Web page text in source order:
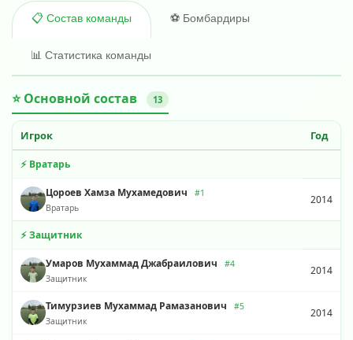
📋 Состав команды ⚽ Бомбардиры
📊 Статистика команды
⭐ Основной состав 13
Игрок Год
⚡ Вратарь
Цороев Хамза Мухамедович
#1
Вратарь
2014
⚡ Защитник
Умаров Мухаммад Джабраилович
#4
Защитник
2014
Тимурзиев Мухаммад Рамазанович
#5
Защитник
2014